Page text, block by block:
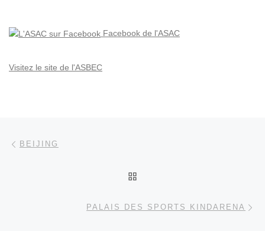
Facebook de l'ASAC
Visitez le site de l'ASBEC
Parcourir les articles
BEIJING
PALAIS DES SPORTS KINDARENA